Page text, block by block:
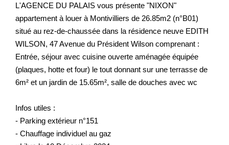
L'AGENCE DU PALAIS vous présente "NIXON"
appartement à louer à Montivilliers de 26.85m2 (n°B01)
situé au rez-de-chaussée dans la résidence neuve EDITH
WILSON, 47 Avenue du Président Wilson comprenant :
Entrée, séjour avec cuisine ouverte aménagée équipée
(plaques, hotte et four) le tout donnant sur une terrasse de
6m² et un jardin de 15.65m², salle de douches avec wc
Infos utiles :
- Parking extérieur n°151
- Chauffage individuel au gaz